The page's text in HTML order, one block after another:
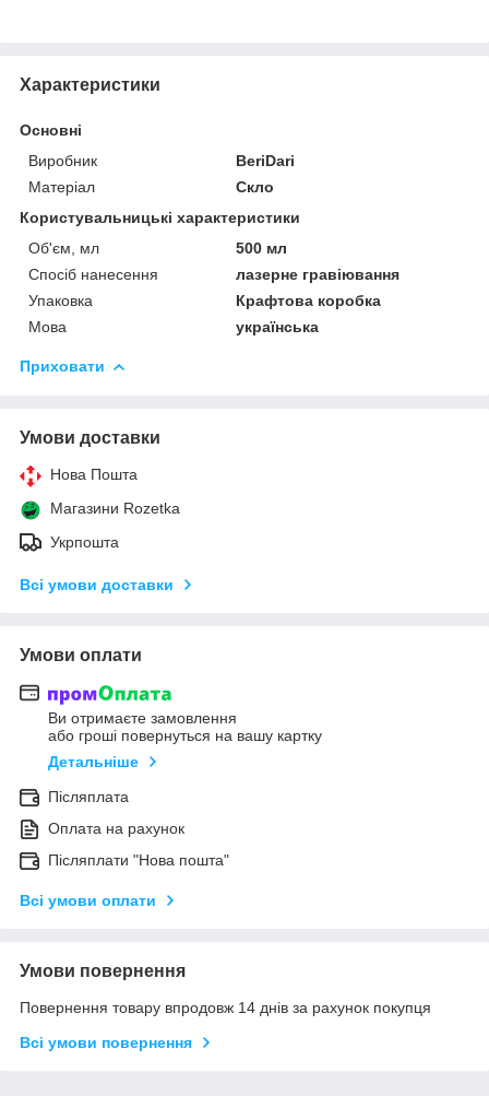
Характеристики
Основні
Виробник
BeriDari
Матеріал
Скло
Користувальницькі характеристики
Об'єм, мл
500 мл
Спосіб нанесення
лазерне гравіювання
Упаковка
Крафтова коробка
Мова
українська
Приховати
Умови доставки
Нова Пошта
Магазини Rozetka
Укрпошта
Всі умови доставки
Умови оплати
Ви отримаєте замовлення
або гроші повернуться на вашу картку
Детальніше
Післяплата
Оплата на рахунок
Післяплати "Нова пошта"
Всі умови оплати
Умови повернення
Повернення товару впродовж 14 днів за рахунок покупця
Всі умови повернення